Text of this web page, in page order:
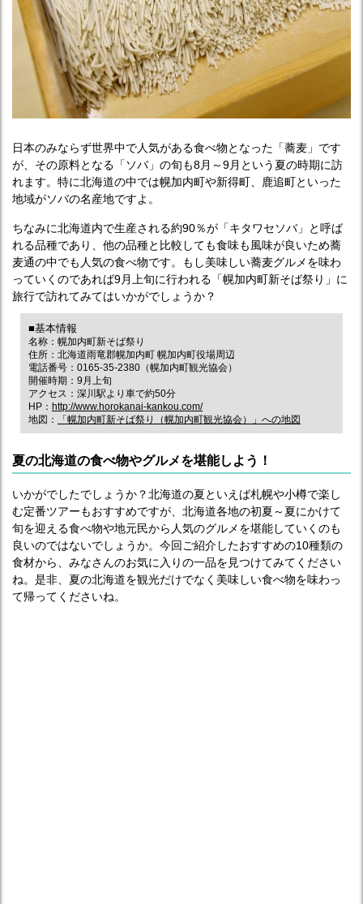
日本のみならず世界中で人気がある食べ物となった「蕎麦」です
が、その原料となる「ソバ」の旬も8月～9月という夏の時期に訪
れます。特に北海道の中では幌加内町や新得町、鹿追町といった
地域がソバの名産地ですよ。
ちなみに北海道内で生産される約90％が「キタワセソバ」と呼ば
れる品種であり、他の品種と比較しても食味も風味が良いため蕎
麦通の中でも人気の食べ物です。もし美味しい蕎麦グルメを味わ
っていくのであれば9月上旬に行われる「幌加内町新そば祭り」に
旅行で訪れてみてはいかがでしょうか？
■基本情報
名称：幌加内町新そば祭り
住所：北海道雨竜郡幌加内町 幌加内町役場周辺
電話番号：0165-35-2380（幌加内町観光協会）
開催時期：9月上旬
アクセス：深川駅より車で約50分
HP： http://www.horokanai-kankou.com/
地図：
「幌加内町新そば祭り（幌加内町観光協会）」への地図
夏の北海道の食べ物やグルメを堪能しよう！
いかがでしたでしょうか？北海道の夏といえば札幌や小樽で楽し
む定番ツアーもおすすめですが、北海道各地の初夏～夏にかけて
旬を迎える食べ物や地元民から人気のグルメを堪能していくのも
良いのではないでしょうか。今回ご紹介したおすすめの10種類の
食材から、みなさんのお気に入りの一品を見つけてみてください
ね。是非、夏の北海道を観光だけでなく美味しい食べ物を味わっ
て帰ってくださいね。